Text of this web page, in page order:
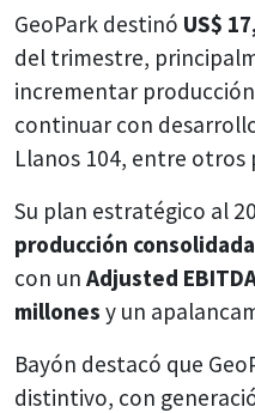
GeoPark destinó US$
del trimestre,
incrementar
continuar con
Llanos 104, entre otros
Su plan estratégico al
producción
con un Adjusted
millones y un
Bayón destacó que
distintivo, con